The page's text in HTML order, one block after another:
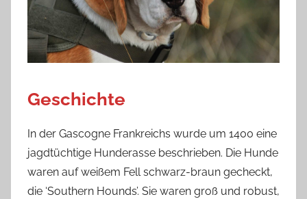
Geschichte
In der Gascogne Frankreichs wurde um 1400 eine
jagdtüchtige Hunderasse beschrieben. Die Hunde
waren auf weißem Fell schwarz-braun gecheckt,
die ‘Southern Hounds’. Sie waren groß und robust,